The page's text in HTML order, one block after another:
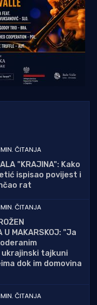
ČITANJA
"KRAJINA": Kako
ispisao povijest i
rat
ČITANJA
U MAKARSKOJ: "Ja
tajkuni
dok im domovina
ČITANJA